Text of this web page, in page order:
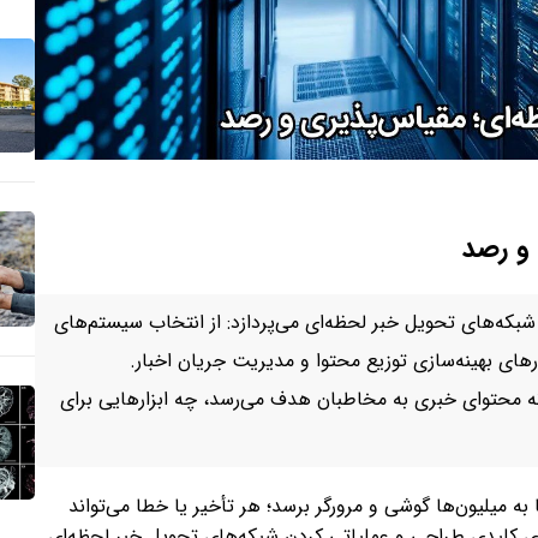
و رصد
تحویل خبر لحظه‌ای می‌پردازد: از انتخاب سیستم‌های
بهینه‌سازی توزیع محتوا و مدیریت جریان اخبار.
محتوای خبری به مخاطبان هدف می‌رسد، چه ابزارهایی برای
میلیون‌ها گوشی و مرورگر برسد؛ هر تأخیر یا خطا می‌تواند